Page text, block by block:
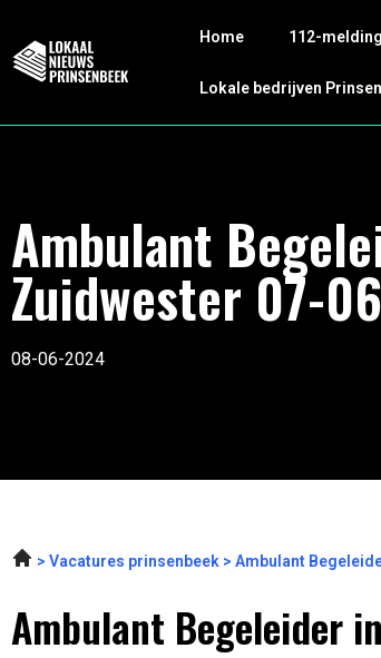
Home 112-
Lokale bedrijven
Ambulant
Zuidwester 07-
08-06-2024
Vacatures prinsenbeek Ambulant
Ambulant Begeleider